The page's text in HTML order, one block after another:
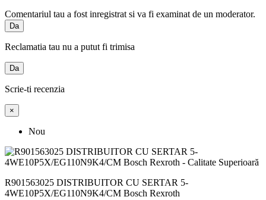
Comentariul tau a fost inregistrat si va fi examinat de un moderator.
Da
Reclamatia tau nu a putut fi trimisa
Da
Scrie-ti recenzia
×
Nou
R901563025 DISTRIBUITOR CU SERTAR 5-
4WE10P5X/EG110N9K4/CM Bosch Rexroth